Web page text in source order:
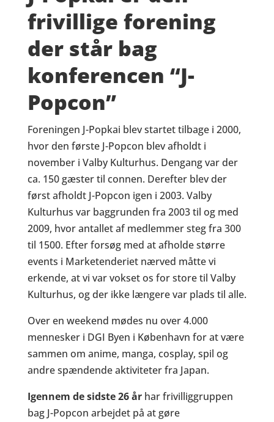
frivillige forening
der står bag
konferencen “J-
Popcon”
Foreningen J-Popkai blev startet tilbage i 2000,
hvor den første J-Popcon blev afholdt i
november i Valby Kulturhus. Dengang var der
ca. 150 gæster til connen. Derefter blev der
først afholdt J-Popcon igen i 2003. Valby
Kulturhus var baggrunden fra 2003 til og med
2009, hvor antallet af medlemmer steg fra 300
til 1500. Efter forsøg med at afholde større
events i Marketenderiet nærved måtte vi
erkende, at vi var vokset os for store til Valby
Kulturhus, og der ikke længere var plads til alle.
Over en weekend mødes nu over 4.000
mennesker i DGI Byen i København for at være
sammen om anime, manga, cosplay, spil og
andre spændende aktiviteter fra Japan.
Igennem de sidste 26 århar frivilliggruppen
bag J-Popcon arbejdet på at gøre